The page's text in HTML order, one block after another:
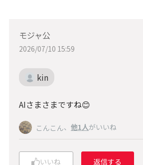
モジャ公
2026/07/10 15:59
kin
AIさまさまですね😊
こんこん、 他1人がいいね
いいね 返信する